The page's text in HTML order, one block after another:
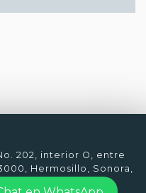
202, interior O, entre
Hermosillo, Sonora,